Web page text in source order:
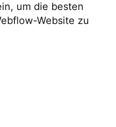
um die besten
Website zu